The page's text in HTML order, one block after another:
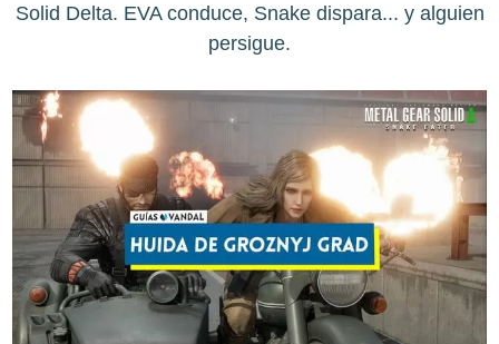
Solid Delta. EVA conduce, Snake dispara... y alguien
persigue.